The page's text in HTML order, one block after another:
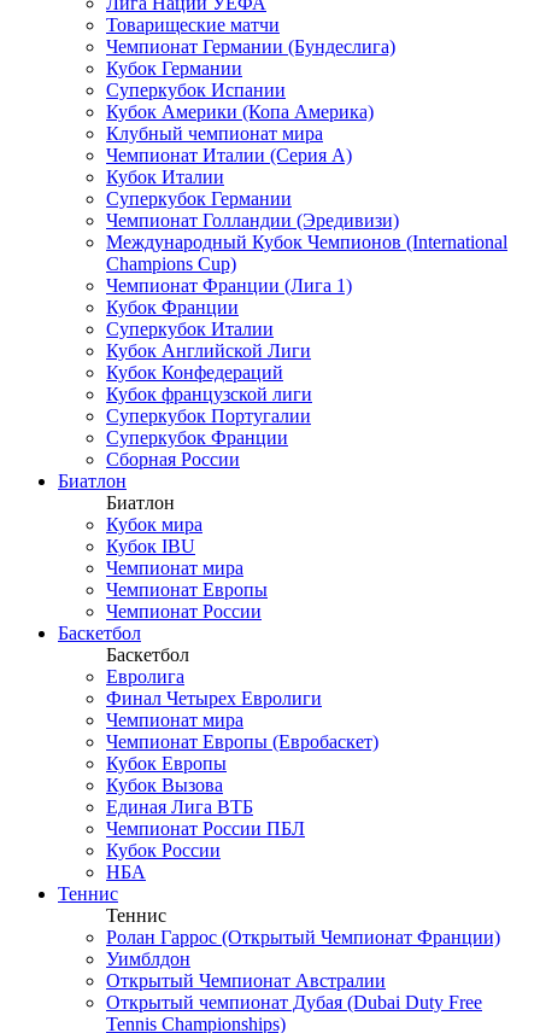
Товарищеские матчи
Чемпионат Германии (Бундеслига)
Кубок Германии
Суперкубок Испании
Кубок Америки (Копа Америка)
Клубный чемпионат мира
Чемпионат Италии (Серия А)
Кубок Италии
Суперкубок Германии
Чемпионат Голландии (Эредивизи)
Международный Кубок Чемпионов (International
Champions Cup)
Чемпионат Франции (Лига 1)
Кубок Франции
Суперкубок Италии
Кубок Английской Лиги
Кубок Конфедераций
Кубок французской лиги
Суперкубок Португалии
Суперкубок Франции
Сборная России
Биатлон
Биатлон
Кубок мира
Кубок IBU
Чемпионат мира
Чемпионат Европы
Чемпионат России
Баскетбол
Баскетбол
Евролига
Финал Четырех Евролиги
Чемпионат мира
Чемпионат Европы (Евробаскет)
Кубок Европы
Кубок Вызова
Единая Лига ВТБ
Чемпионат России ПБЛ
Кубок России
НБА
Теннис
Теннис
Ролан Гаррос (Открытый Чемпионат Франции)
Уимблдон
Открытый Чемпионат Австралии
Открытый чемпионат Дубая (Dubai Duty Free
Tennis Championships)